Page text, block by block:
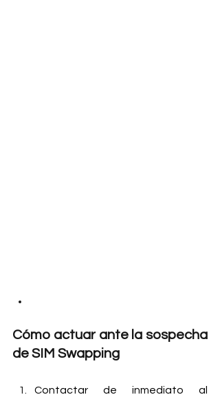
Cómo actuar ante la sospecha
de SIM Swapping
Contactar de inmediato al